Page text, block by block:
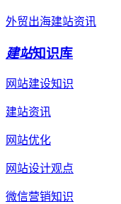
外贸出海建站资讯
建站知识库
网站建设知识
建站资讯
网站优化
网站设计观点
微信营销知识